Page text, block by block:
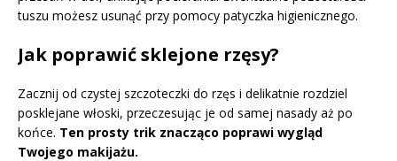
tuszu możesz usunąć przy pomocy patyczka higienicznego.
Jak poprawić sklejone rzęsy?
Zacznij od czystej szczoteczki do rzęs i delikatnie rozdziel
posklejane włoski, przeczesując je od samej nasady aż po
końce. Ten prosty trik znacząco poprawi wygląd
Twojego makijażu.